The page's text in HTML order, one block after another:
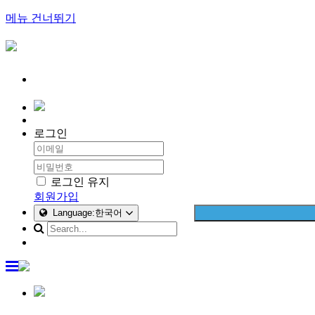
메뉴 건너뛰기
로그인
로그인 유지
회원가입
Language:한국어